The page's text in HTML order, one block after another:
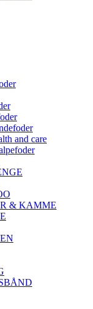
and care
& KAMME